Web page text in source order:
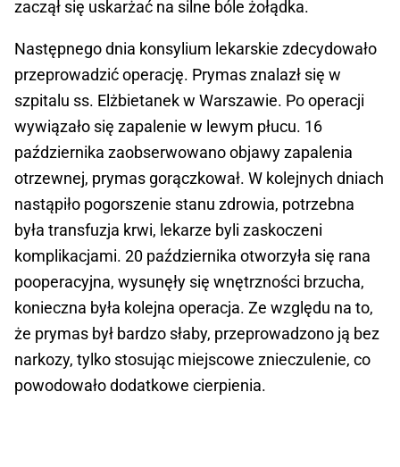
zaczął się uskarżać na silne bóle żołądka.
Następnego dnia konsylium lekarskie zdecydowało
przeprowadzić operację. Prymas znalazł się w
szpitalu ss. Elżbietanek w Warszawie. Po operacji
wywiązało się zapalenie w lewym płucu. 16
października zaobserwowano objawy zapalenia
otrzewnej, prymas gorączkował. W kolejnych dniach
nastąpiło pogorszenie stanu zdrowia, potrzebna
była transfuzja krwi, lekarze byli zaskoczeni
komplikacjami. 20 października otworzyła się rana
pooperacyjna, wysunęły się wnętrzności brzucha,
konieczna była kolejna operacja. Ze względu na to,
że prymas był bardzo słaby, przeprowadzono ją bez
narkozy, tylko stosując miejscowe znieczulenie, co
powodowało dodatkowe cierpienia.